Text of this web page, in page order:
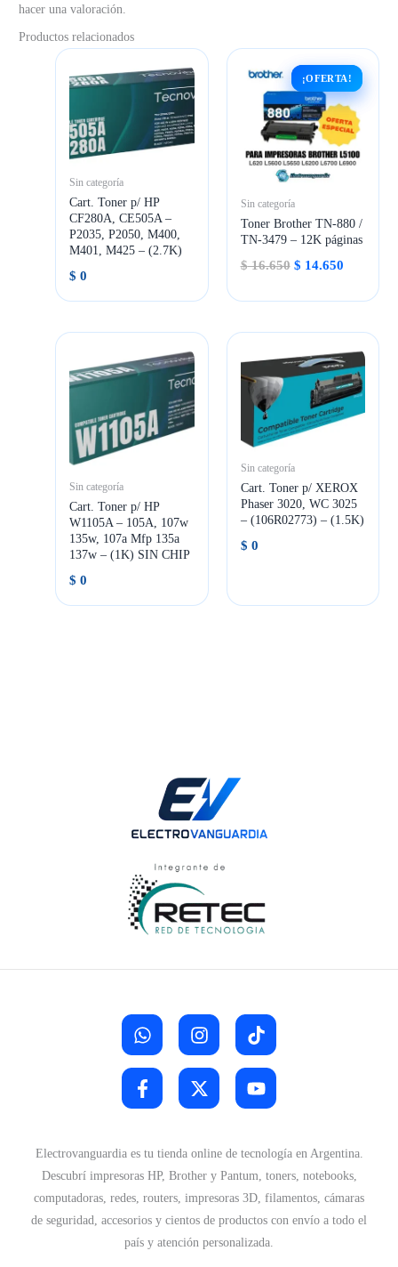
hacer una valoración.
Productos relacionados
Sin categoría
Cart. Toner p/ HP
CF280A, CE505A –
P2035, P2050, M400,
M401, M425 – (2.7K)
$ 0
¡OFERTA!
¡OFERTA!
Sin categoría
Toner Brother TN-880 /
TN-3479 – 12K páginas
$16.650 El
$ 16.650.
$ 14.650El
actual
$ 14.650.
Sin categoría
Cart. Toner p/ HP
W1105A – 105A, 107w
135w, 107a Mfp 135a
137w – (1K) SIN CHIP
$ 0
Sin categoría
Cart. Toner p/ XEROX
Phaser 3020, WC 3025
– (106R02773) – (1.5K)
$ 0
Electrovanguardia es tu tienda online de tecnología en Argentina.
Descubrí impresoras HP, Brother y Pantum, toners, notebooks,
computadoras, redes, routers, impresoras 3D, filamentos, cámaras
de seguridad, accesorios y cientos de productos con envío a todo el
país y atención personalizada.